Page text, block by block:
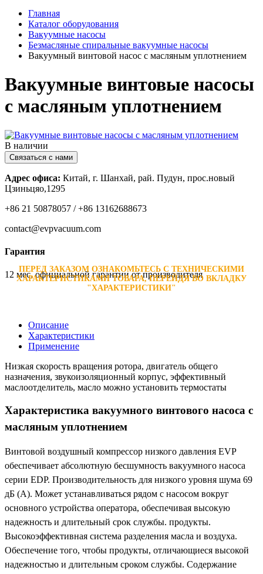
Главная
Каталог оборудования
Вакуумные насосы
Безмасляные спиральные вакуумные насосы
Вакуумный винтовой насос с масляным уплотнением
Вакуумные винтовые насосы
с масляным уплотнением
В наличии
Адрес офиса: Китай, г. Шанхай, рай. Пудун, прос.новый
Цзиньцяо,1295
+86 21 50878057 / +86 13162688673
contact@evpvacuum.com
Гарантия
12 мес. официальной гарантии от производителя
ПЕРЕД ЗАКАЗОМ ОЗНАКОМЬТЕСЬ С ТЕХНИЧЕСКИМИ
ХАРАКТЕРИСТИКАМИ ТОВАРА, ПЕРЕЙДЯ ВО ВКЛАДКУ
"ХАРАКТЕРИСТИКИ"
Описание
Характеристики
Применение
Низкая скорость вращения ротора, двигатель общего
назначения, звукоизоляционный корпус, эффективный
маслоотделитель, масло можно установить термостаты
Характеристика вакуумного винтового насоса с
масляным уплотнением
Винтовой воздушный компрессор низкого давления EVP
обеспечивает абсолютную бесшумность вакуумного насоса
серии EDP. Производительность для низкого уровня шума 69
дБ (А). Может устанавливаться рядом с насосом вокруг
основного устройства оператора, обеспечивая высокую
надежность и длительный срок службы. продукты.
Высокоэффективная система разделения масла и воздуха.
Обеспечение того, чтобы продукты, отличающиеся высокой
надежностью и длительным сроком службы. Содержание